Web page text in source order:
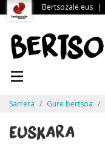
Bertsozale.eus |
Sarrera Gure bertsoa
Euskara